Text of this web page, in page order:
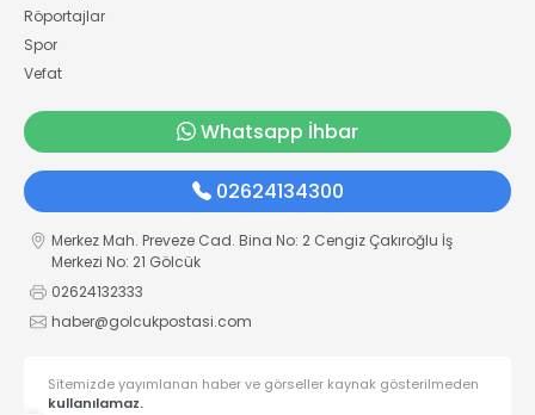
Röportajlar
Spor
Vefat
Whatsapp İhbar
02624134300
Merkez Mah. Preveze Cad. Bina No: 2 Cengiz Çakıroğlu İş
Merkezi No: 21 Gölcük
02624132333
haber@golcukpostasi.com
Sitemizde yayımlanan haber ve görseller kaynak gösterilmeden
kullanılamaz.